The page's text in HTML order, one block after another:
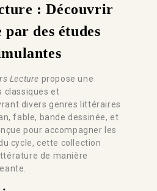
: Découvrir
des études
Lecture propose une
classiques et
divers genres littéraires
fable, bande dessinée, et
pour accompagner les
cycle, cette collection
de manière